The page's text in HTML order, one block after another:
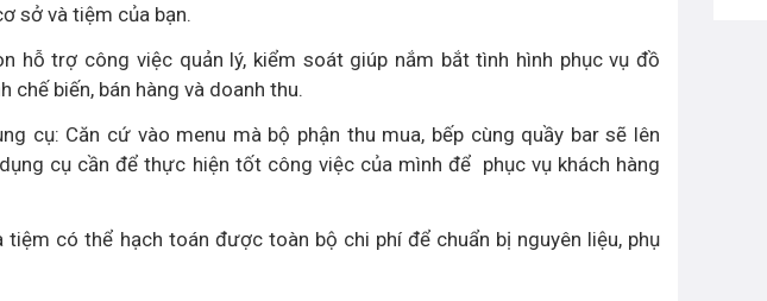
sở và tiệm của bạn.
hỗ trợ công việc quản lý, kiểm soát giúp nắm bắt tình hình phục vụ đồ
biến, bán hàng và doanh thu.
cụ: Căn cứ vào menu mà bộ phận thu mua, bếp cùng quầy bar sẽ lên
cụ cần để thực hiện tốt công việc của mình để phục vụ khách hàng
có thể hạch toán được toàn bộ chi phí để chuẩn bị nguyên liệu, phụ